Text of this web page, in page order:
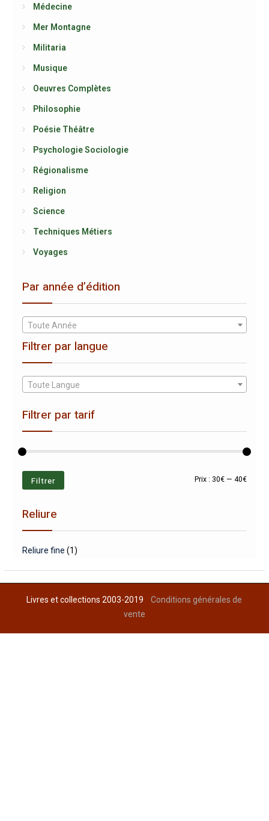
Médecine
Mer Montagne
Militaria
Musique
Oeuvres Complètes
Philosophie
Poésie Théâtre
Psychologie Sociologie
Régionalisme
Religion
Science
Techniques Métiers
Voyages
Par année d’édition
Toute Année
Filtrer par langue
Toute Langue
Filtrer par tarif
Prix
Prix
Filtrer Prix : 30€ —40€
Reliure
Reliure fine (1)
Livres et collections 2003-2019Conditions générales de
vente